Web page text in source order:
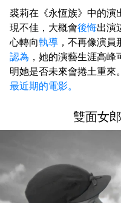
裘莉在《永恆族》中的演
現不佳，大概會後悔出演
心轉向執導 ，不再像演
認為 ，她的演藝生涯高
明她是否未來會捲土重來
最近期的電影。
雙面女